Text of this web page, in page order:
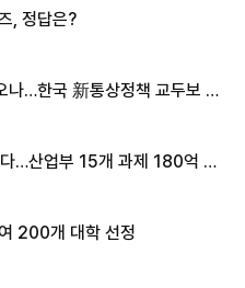
, 정답은?
나…한국 新통상정책 교두보 활
…산업부 15개 과제 180억 지
200개 대학 선정